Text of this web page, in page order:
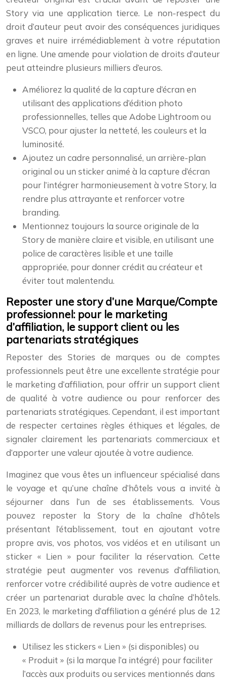
Story via une application tierce. Le non-respect du
droit d’auteur peut avoir des conséquences juridiques
graves et nuire irrémédiablement à votre réputation
en ligne. Une amende pour violation de droits d’auteur
peut atteindre plusieurs milliers d’euros.
Améliorez la qualité de la capture d’écran en
utilisant des applications d’édition photo
professionnelles, telles que Adobe Lightroom ou
VSCO, pour ajuster la netteté, les couleurs et la
luminosité.
Ajoutez un cadre personnalisé, un arrière-plan
original ou un sticker animé à la capture d’écran
pour l’intégrer harmonieusement à votre Story, la
rendre plus attrayante et renforcer votre
branding.
Mentionnez toujours la source originale de la
Story de manière claire et visible, en utilisant une
police de caractères lisible et une taille
appropriée, pour donner crédit au créateur et
éviter tout malentendu.
Reposter une story d’une Marque/Compte
professionnel: pour le marketing
d’affiliation, le support client ou les
partenariats stratégiques
Reposter des Stories de marques ou de comptes
professionnels peut être une excellente stratégie pour
le marketing d’affiliation, pour offrir un support client
de qualité à votre audience ou pour renforcer des
partenariats stratégiques. Cependant, il est important
de respecter certaines règles éthiques et légales, de
signaler clairement les partenariats commerciaux et
d’apporter une valeur ajoutée à votre audience.
Imaginez que vous êtes un influenceur spécialisé dans
le voyage et qu’une chaîne d’hôtels vous a invité à
séjourner dans l’un de ses établissements. Vous
pouvez reposter la Story de la chaîne d’hôtels
présentant l’établissement, tout en ajoutant votre
propre avis, vos photos, vos vidéos et en utilisant un
sticker « Lien » pour faciliter la réservation. Cette
stratégie peut augmenter vos revenus d’affiliation,
renforcer votre crédibilité auprès de votre audience et
créer un partenariat durable avec la chaîne d’hôtels.
En 2023, le marketing d’affiliation a généré plus de 12
milliards de dollars de revenus pour les entreprises.
Utilisez les stickers « Lien » (si disponibles) ou
« Produit » (si la marque l’a intégré) pour faciliter
l’accès aux produits ou services mentionnés dans